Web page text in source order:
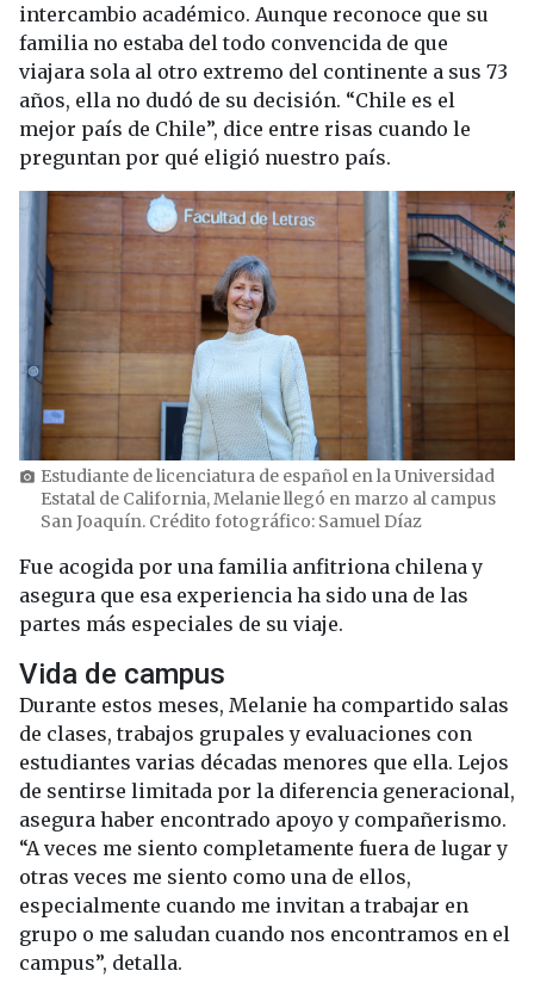
intercambio académico. Aunque reconoce que su
familia no estaba del todo convencida de que
viajara sola al otro extremo del continente a sus 73
años, ella no dudó de su decisión. “Chile es el
mejor país de Chile”, dice entre risas cuando le
preguntan por qué eligió nuestro país.
photo_camera Estudiante de licenciatura de español en la Universidad
Estatal de California, Melanie llegó en marzo al campus
San Joaquín. Crédito fotográfico: Samuel Díaz
Fue acogida por una familia anfitriona chilena y
asegura que esa experiencia ha sido una de las
partes más especiales de su viaje.
Vida de campus
Durante estos meses, Melanie ha compartido salas
de clases, trabajos grupales y evaluaciones con
estudiantes varias décadas menores que ella. Lejos
de sentirse limitada por la diferencia generacional,
asegura haber encontrado apoyo y compañerismo.
“A veces me siento completamente fuera de lugar y
otras veces me siento como una de ellos,
especialmente cuando me invitan a trabajar en
grupo o me saludan cuando nos encontramos en el
campus”, detalla.